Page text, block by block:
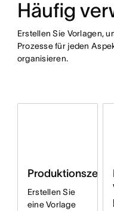
Häufig
Erstellen Sie Vorlagen,
Prozesse für jeden
organisieren.
Erstellen Sie
eine Vorlage